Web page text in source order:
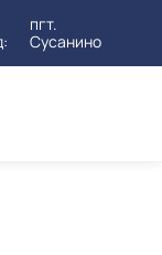
пгт.
Сусанино